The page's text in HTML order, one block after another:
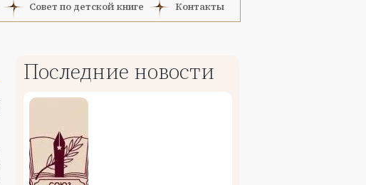
Совет по детской книге Контакты
Последние новости